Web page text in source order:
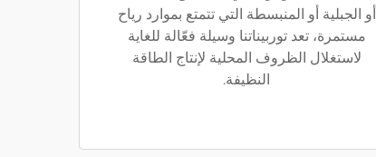
أو الجبلية أو المنبسطة التي تتمتع بموارد رياح
مستمرة، تعد توربيناتنا وسيلة فعّالة للغاية
لاستغلال الظروف المحلية لإنتاج الطاقة
النظيفة.